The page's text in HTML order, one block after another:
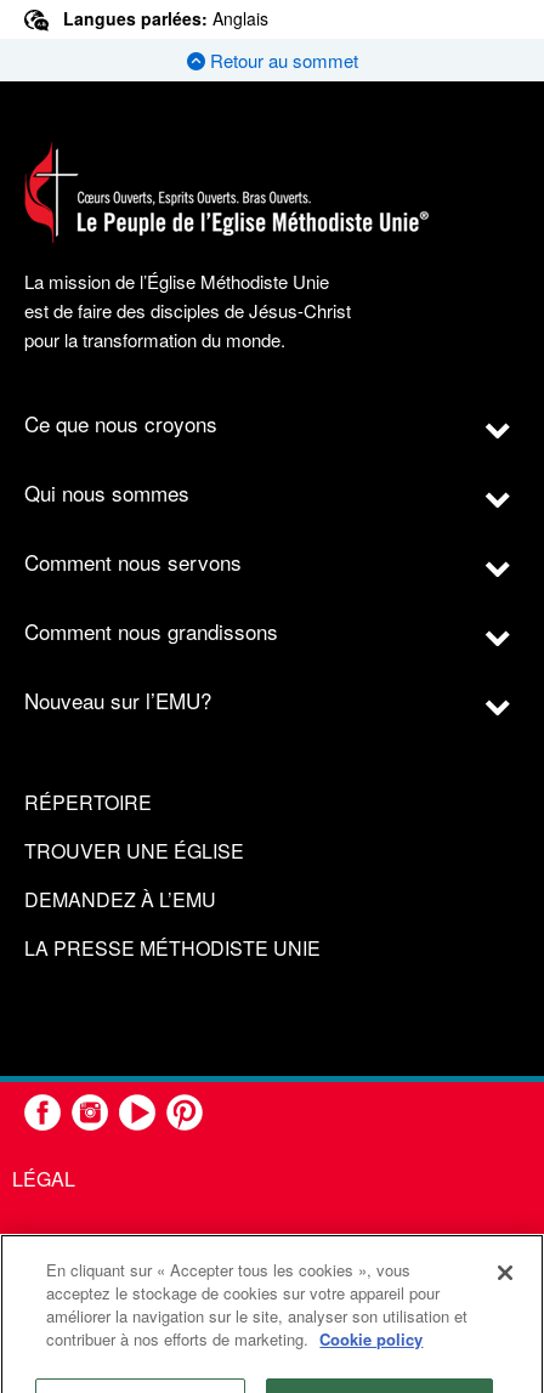
Langues parlées: Anglais
Retour au sommet
La mission de l’Église Méthodiste Unie
est de faire des disciples de Jésus-Christ
pour la transformation du monde.
Ce que nous croyons
Qui nous sommes
Comment nous servons
Comment nous grandissons
Nouveau sur l’EMU?
RÉPERTOIRE
TROUVER UNE ÉGLISE
DEMANDEZ À L’EMU
LA PRESSE MÉTHODISTE UNIE
LÉGAL
United Methodist Communications est une agence de l'Église
Méthodiste Unie
Communications Méthodistes Unies. Tous droits
réservés
En cliquant sur « Accepter tous les cookies », vous
acceptez le stockage de cookies sur votre appareil pour
améliorer la navigation sur le site, analyser son utilisation et
contribuer à nos efforts de marketing. Cookie policy